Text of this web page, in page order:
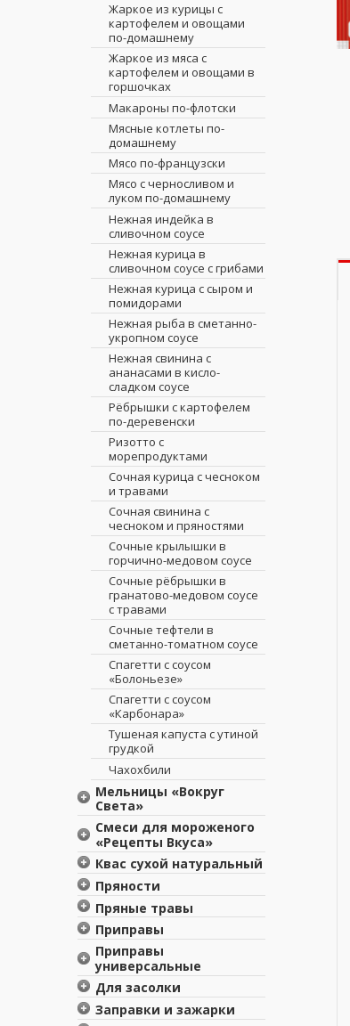
Солянка с булгуром
Том Ям
Томатный с макаронами и
фрикадельками
Уха по-сибирски
Фасолевый с
фрикадельками
Фо Бо
Чечевичный с томатами
Харчо
Щи
Жаркое из курицы с
картофелем и овощами
по-домашнему
Жаркое из мяса с
картофелем и овощами в
горшочках
Макароны по-флотски
Мясные котлеты по-
домашнему
Мясо по-французски
Мясо с черносливом и
луком по-домашнему
Нежная индейка в
сливочном соусе
Нежная курица в
сливочном соусе с грибами
Нежная курица с сыром и
помидорами
Нежная рыба в сметанно-
укропном соусе
Нежная свинина с
ананасами в кисло-
сладком соусе
Рёбрышки с картофелем
по-деревенски
Ризотто с
морепродуктами
Сочная курица с чесноком
и травами
Сочная свинина с
чесноком и пряностями
Сочные крылышки в
горчично-медовом соусе
Сочные рёбрышки в
гранатово-медовом соусе
с травами
Cочные тефтели в
сметанно-томатном соусе
Спагетти с соусом
«Болоньезе»
Спагетти с соусом
«Карбонара»
Тушеная капуста с утиной
грудкой
Чахохбили
Мельницы «Вокруг
Света»
Морская соль
«Японская» с васаби
Морская соль
Морская соль
«Прованская» с травами
Перец черный горошек
Приправа «Смесь перцев»
Аль Магриб – приправа
для мяса
Балкан MIX – приправа из
12 овощей и трав
Смеси для мороженого
«Рецепты Вкуса»
Сливочное мороженое
Клубничное мороженое
Шоколадное мороженое
Квас сухой натуральный
Квас сухой натуральный
«Трапеза»
Квас сухой
натуральный «Рецепты
вкуса»
Пряности
Бадьян целый
Барбарис
Гвоздика
Горчичное семя
Горчичный порошок
Зира
Пряные травы
Базилик
Майоран
Орегано
Петрушка
Прованские травы
Приправы
Смесь «Для глинтвейна»
Приправа «Аджика»
Приправа «Карри»
Приправа «Смесь перцев»
Приправы
универсальные
Приправа универсальная
«12 овощей и трав»
Приправа универсальная
Для засолки
Приправа для засолки
огурцов
Заправки и зажарки